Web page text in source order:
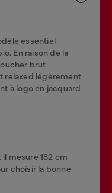
essentiel
En raison de la
brut
relaxed légèrement
à logo en jacquard
mesure 182 cm
choisir la bonne